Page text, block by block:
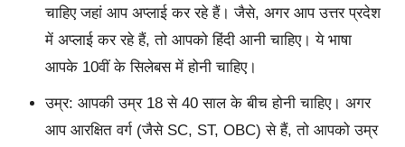
चाहिए जहां आप अप्लाई कर रहे हैं। जैसे, अगर आप उत्तर प्रदेश
में अप्लाई कर रहे हैं, तो आपको हिंदी आनी चाहिए। ये भाषा
आपके 10वीं के सिलेबस में होनी चाहिए।
उम्र: आपकी उम्र 18 से 40 साल के बीच होनी चाहिए। अगर
आप आरक्षित वर्ग (जैसे SC, ST, OBC) से हैं, तो आपको उम्र